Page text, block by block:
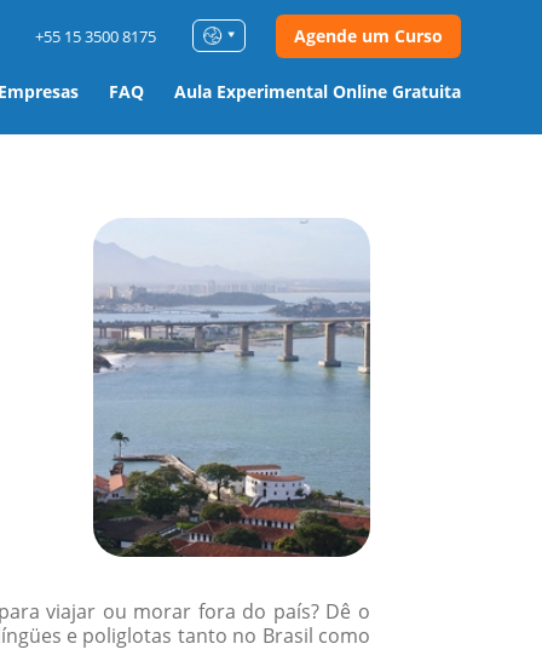
FAQ Aula Experimental Online Gratuita
+55 15 3500 8175 Agende um Curso
viajar ou morar fora do país? Dê o
e poliglotas tanto no Brasil como